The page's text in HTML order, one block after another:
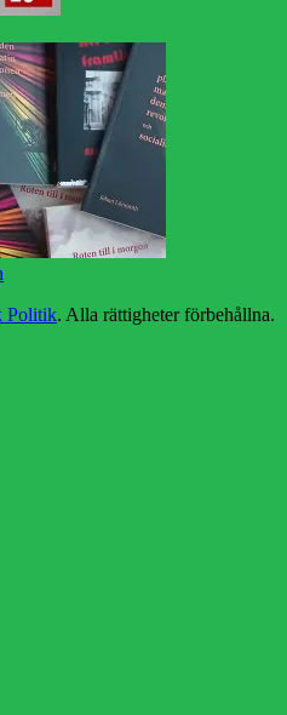
Politik. Alla rättigheter förbehållna.